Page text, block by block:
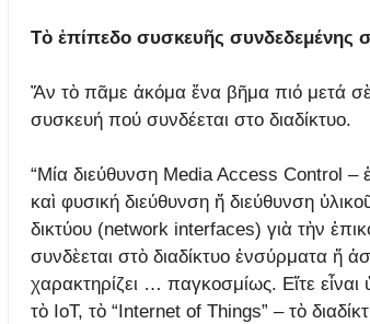
Τὸ ἐπίπεδο συσκευῆς συνδεδεμένης
Ἄν τὸ πᾶμε ἀκόμα ἕνα βῆμα πιό μετά
συσκευή πού συνδέεται στο διαδίκτυο.
“Μία διεύθυνση Media Access Control –
καὶ φυσική διεύθυνση ἤ διεύθυνση
δικτύου (network interfaces) γιὰ τὴν
συνδὲεται στὸ διαδίκτυο ἐνσύρματα
χαρακτηρίζει … παγκοσμίως. Εἴτε
τὸ ΙοΤ, τὸ “Internet of Things” – τὸ